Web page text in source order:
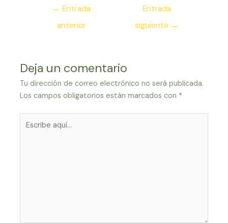
Navegación
entradas
← Entrada
anterior
Entrada
siguiente →
Deja un comentario
Tu dirección de correo electrónico no será publicada.
Los campos obligatorios están marcados con *
aquí...